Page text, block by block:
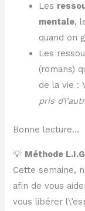
Les
mentale,
quand on
Les
(romans)
de la vie :
pris
Bonne lecture…
💡 Méthode
Cette semaine,
afin de vous
vous libérer